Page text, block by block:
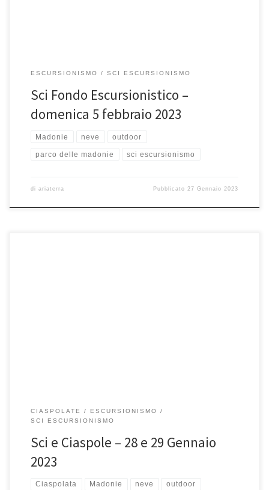
ESCURSIONISMO SCI ESCURSIONISMO
Sci Fondo Escursionistico –
domenica 5 febbraio 2023
Madonie neve outdoor
parco delle madonie sci escursionismo
di ariaterra Pubblicato 27 Gennaio 2023
CIASPOLATE
ESCURSIONISMO
SCI ESCURSIONISMO
Sci e Ciaspole – 28 e 29 Gennaio
2023
Ciaspolata Madonie neve outdoor